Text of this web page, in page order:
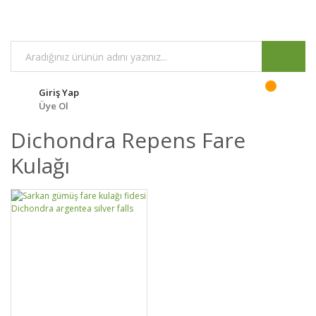
Giriş Yap
Üye Ol
Dichondra Repens Fare
Kulağı